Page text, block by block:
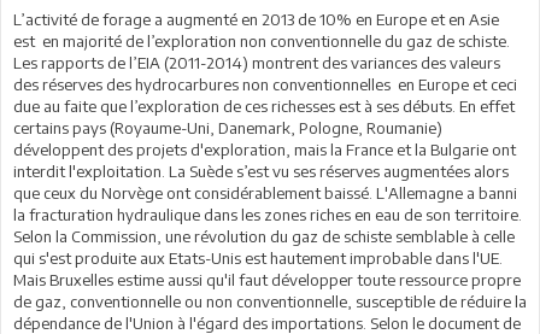
L’activité de forage a augmenté en 2013 de 10% en Europe et en Asie
est en majorité de l’exploration non conventionnelle du gaz de schiste.
Les rapports de l’EIA (2011-2014) montrent des variances des valeurs
des réserves des hydrocarbures non conventionnelles en Europe et ceci
due au faite que l’exploration de ces richesses est à ses débuts. En effet
certains pays (Royaume-Uni, Danemark, Pologne, Roumanie)
développent des projets d'exploration, mais la France et la Bulgarie ont
interdit l'exploitation. La Suède s’est vu ses réserves augmentées alors
que ceux du Norvège ont considérablement baissé. L'Allemagne a banni
la fracturation hydraulique dans les zones riches en eau de son territoire.
Selon la Commission, une révolution du gaz de schiste semblable à celle
qui s'est produite aux Etats-Unis est hautement improbable dans l'UE.
Mais Bruxelles estime aussi qu'il faut développer toute ressource propre
de gaz, conventionnelle ou non conventionnelle, susceptible de réduire la
dépendance de l'Union à l'égard des importations. Selon le document de